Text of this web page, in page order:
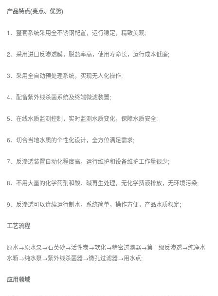
产品特点(亮点、优势)
1、整套系统采用全不锈钢配置，运行稳定，精致美观;
2、采用进口反渗透膜，脱盐率高，使用寿命长，运行成本低廉;
3、采用全自动预处理系统，实现无人化操作;
4、配备紫外线杀菌系统及终端微滤装置;
5、在线水质监测控制，实时监测水质变化，保障水质安全;
6、切合当地水质的个性化设计，全方位满足需求;
7、反渗透装置自动化程度高，运行维护和设备维护工作量很少;
8、不用大量的化学药剂和酸、碱再生处理，无化学费液排放，无环境污染;
9、反渗透可以连续运行制水，系统简单，操作方便，产品水质稳定;
工艺流程
原水→原水泵→石英砂→活性炭→软化→精密过滤器→第一级反渗透→纯净水
水箱→纯水泵→紫外线杀菌器→微孔过滤器→用水点;
应用领域